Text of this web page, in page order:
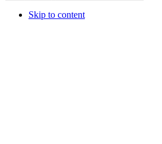
Skip to content